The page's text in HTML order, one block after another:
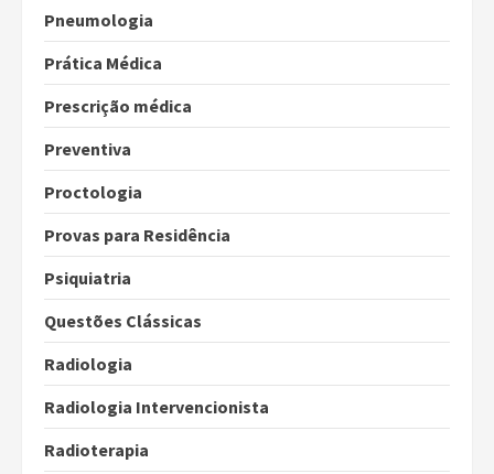
Pneumologia
Prática Médica
Prescrição médica
Preventiva
Proctologia
Provas para Residência
Psiquiatria
Questões Clássicas
Radiologia
Radiologia Intervencionista
Radioterapia